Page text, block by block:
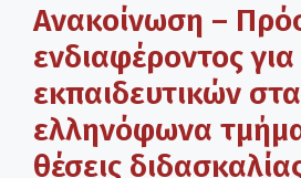
Ανακοίνωση –
ενδιαφέροντος
εκπαιδευτικών στα
ελληνόφωνα
θέσεις